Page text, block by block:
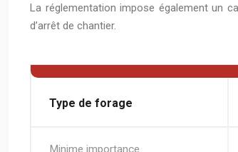
La réglementation impose également un
d’arrêt de chantier.
Type de forage
Minime importance